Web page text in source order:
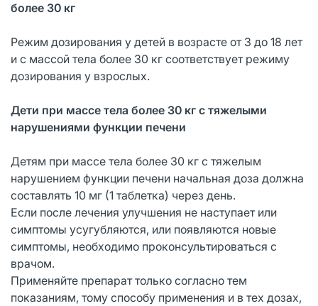
более 30 кг
Режим дозирования у детей в возрасте от 3 до 18 лет
и с массой тела более 30 кг соответствует режиму
дозирования у взрослых.
Дети при массе тела более 30 кг с тяжелыми
нарушениями функции печени
Детям при массе тела более 30 кг с тяжелым
нарушением функции печени начальная доза должна
составлять 10 мг (1 таблетка) через день.
Если после лечения улучшения не наступает или
симптомы усугубляются, или появляются новые
симптомы, необходимо проконсультироваться с
врачом.
Применяйте препарат только согласно тем
показаниям, тому способу применения и в тех дозах,